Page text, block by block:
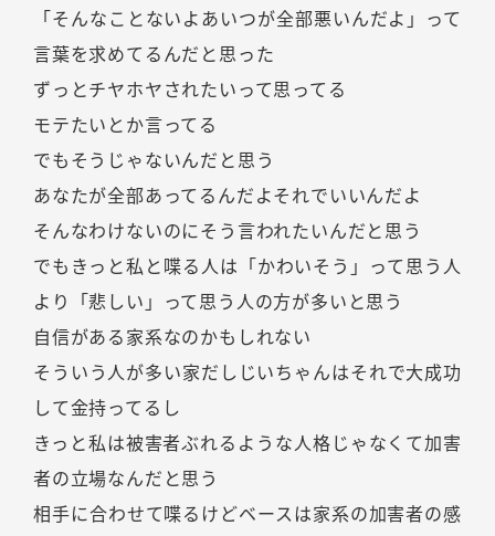
「そんなことないよあいつが全部悪いんだよ」って
言葉を求めてるんだと思った
ずっとチヤホヤされたいって思ってる
モテたいとか言ってる
でもそうじゃないんだと思う
あなたが全部あってるんだよそれでいいんだよ
そんなわけないのにそう言われたいんだと思う
でもきっと私と喋る人は「かわいそう」って思う人
より「悲しい」って思う人の方が多いと思う
自信がある家系なのかもしれない
そういう人が多い家だしじいちゃんはそれで大成功
して金持ってるし
きっと私は被害者ぶれるような人格じゃなくて加害
者の立場なんだと思う
相手に合わせて喋るけどベースは家系の加害者の感